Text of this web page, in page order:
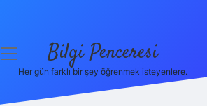
menüyü
Bilgi Penceresi
Her gün farklı bir şey öğrenmek isteyenlere.